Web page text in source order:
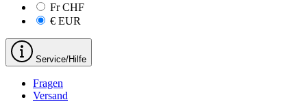
FrCHF
€ EUR
Service/Hilfe
Fragen
Versand